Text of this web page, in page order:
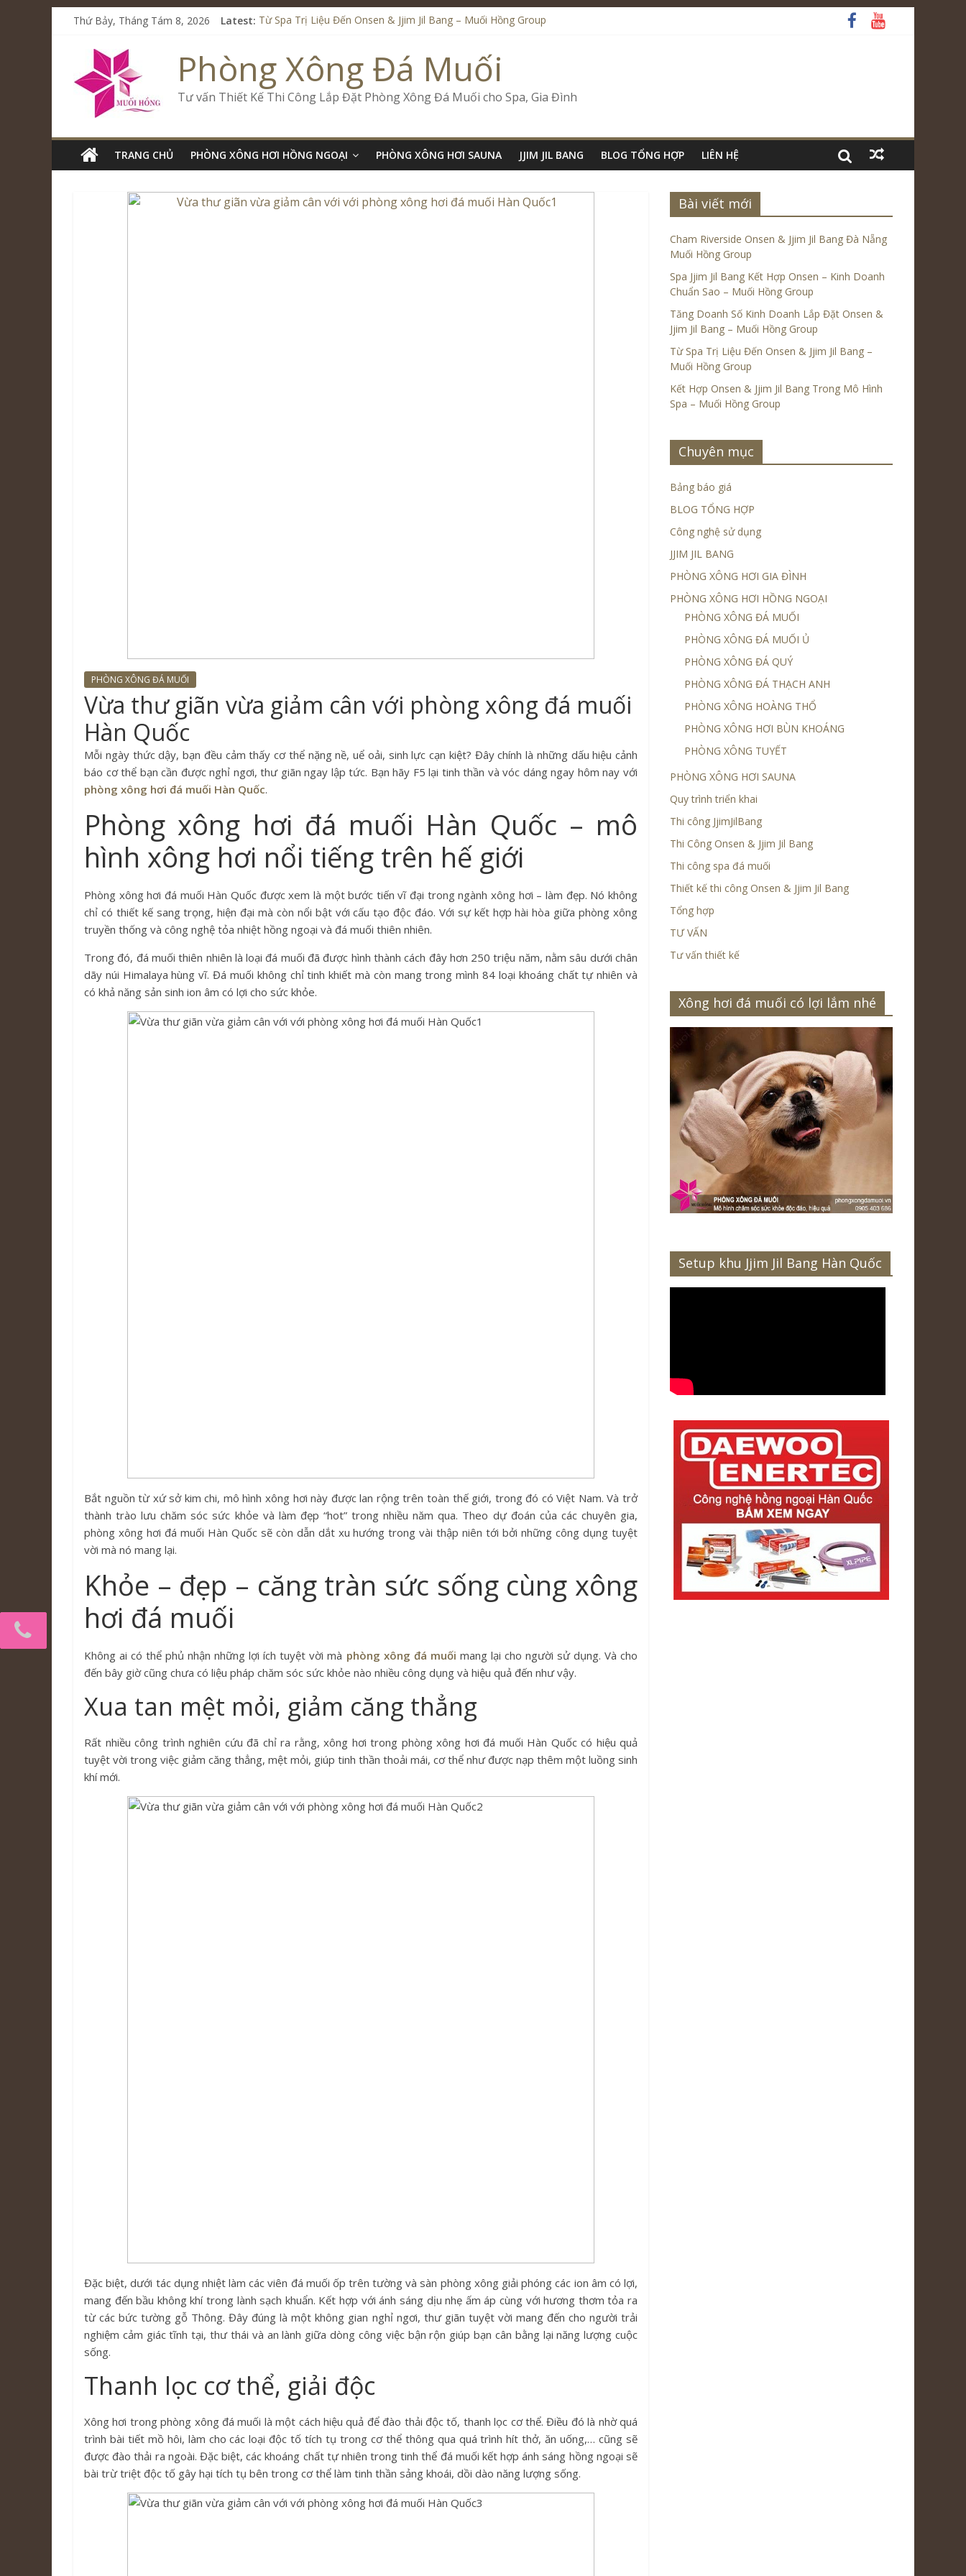
Thứ Bảy, Tháng Tám 8, 2026 Latest: Từ Spa Trị Liệu Đến Onsen & Jjim Jil Bang – Muối Hồng Group
Cham Riverside Onsen & Jjim Jil Bang Đà Nẵng Muối Hồng Group
Spa Jjim Jil Bang Kết Hợp Onsen – Kinh Doanh Chuẩn Sao – Muối Hồng Group
Tăng Doanh Số Kinh Doanh Lắp Đặt Onsen & Jjim Jil Bang – Muối Hồng Group
Phòng Xông Đá Muối
Tư vấn Thiết Kế Thi Công Lắp Đặt Phòng Xông Đá Muối cho Spa, Gia Đình
TRANG CHỦ PHÒNG XÔNG HƠI HỒNG NGOẠI PHÒNG XÔNG HƠI SAUNA JJIM JIL BANG BLOG TỔNG HỢP LIÊN HỆ
PHÒNG XÔNG ĐÁ MUỐI
Vừa thư giãn vừa giảm cân với phòng xông đá muối
Hàn Quốc
Mỗi ngày thức dậy, bạn đều cảm thấy cơ thể nặng nề, uể oải, sinh lực cạn kiệt? Đây chính là những dấu hiệu cảnh
báo cơ thể bạn cần được nghỉ ngơi, thư giãn ngay lập tức. Bạn hãy F5 lại tinh thần và vóc dáng ngay hôm nay với
phòng xông hơi đá muối Hàn Quốc.
Phòng xông hơi đá muối Hàn Quốc – mô
hình xông hơi nổi tiếng trên hế giới
Phòng xông hơi đá muối Hàn Quốc được xem là một bước tiến vĩ đại trong ngành xông hơi – làm đẹp. Nó không
chỉ có thiết kế sang trọng, hiện đại mà còn nổi bật với cấu tạo độc đáo. Với sự kết hợp hài hòa giữa phòng xông
truyền thống và công nghệ tỏa nhiệt hồng ngoại và đá muối thiên nhiên.
Trong đó, đá muối thiên nhiên là loại đá muối đã được hình thành cách đây hơn 250 triệu năm, nằm sâu dưới chân
dãy núi Himalaya hùng vĩ. Đá muối không chỉ tinh khiết mà còn mang trong mình 84 loại khoáng chất tự nhiên và
có khả năng sản sinh ion âm có lợi cho sức khỏe.
Bắt nguồn từ xứ sở kim chi, mô hình xông hơi này được lan rộng trên toàn thế giới, trong đó có Việt Nam. Và trở
thành trào lưu chăm sóc sức khỏe và làm đẹp “hot” trong nhiều năm qua. Theo dự đoán của các chuyên gia,
phòng xông hơi đá muối Hàn Quốc sẽ còn dẫn dắt xu hướng trong vài thập niên tới bởi những công dụng tuyệt
vời mà nó mang lại.
Khỏe – đẹp – căng tràn sức sống cùng xông
hơi đá muối
Không ai có thể phủ nhận những lợi ích tuyệt vời mà phòng xông đá muối mang lại cho người sử dụng. Và cho
đến bây giờ cũng chưa có liệu pháp chăm sóc sức khỏe nào nhiều công dụng và hiệu quả đến như vậy.
Xua tan mệt mỏi, giảm căng thẳng
Rất nhiều công trình nghiên cứu đã chỉ ra rằng, xông hơi trong phòng xông hơi đá muối Hàn Quốc có hiệu quả
tuyệt vời trong việc giảm căng thẳng, mệt mỏi, giúp tinh thần thoải mái, cơ thể như được nạp thêm một luồng sinh
khí mới.
Đặc biệt, dưới tác dụng nhiệt làm các viên đá muối ốp trên tường và sàn phòng xông giải phóng các ion âm có lợi,
mang đến bầu không khí trong lành sạch khuẩn. Kết hợp với ánh sáng dịu nhẹ ấm áp cùng với hương thơm tỏa ra
từ các bức tường gỗ Thông. Đây đúng là một không gian nghỉ ngơi, thư giãn tuyệt vời mang đến cho người trải
nghiệm cảm giác tĩnh tại, thư thái và an lành giữa dòng công việc bận rộn giúp bạn cân bằng lại năng lượng cuộc
sống.
Thanh lọc cơ thể, giải độc
Xông hơi trong phòng xông đá muối là một cách hiệu quả để đào thải độc tố, thanh lọc cơ thể. Điều đó là nhờ quá
trình bài tiết mồ hôi, làm cho các loại độc tố tích tụ trong cơ thể thông qua quá trình hít thở, ăn uống,… cũng sẽ
được đào thải ra ngoài. Đặc biệt, các khoáng chất tự nhiên trong tinh thể đá muối kết hợp ánh sáng hồng ngoại sẽ
bài trừ triệt độc tố gây hại tích tụ bên trong cơ thể làm tinh thần sảng khoái, dồi dào năng lượng sống.
Bài viết mới
Cham Riverside Onsen & Jjim Jil Bang Đà Nẵng
Muối Hồng Group
Spa Jjim Jil Bang Kết Hợp Onsen – Kinh Doanh
Chuẩn Sao – Muối Hồng Group
Tăng Doanh Số Kinh Doanh Lắp Đặt Onsen &
Jjim Jil Bang – Muối Hồng Group
Từ Spa Trị Liệu Đến Onsen & Jjim Jil Bang –
Muối Hồng Group
Kết Hợp Onsen & Jjim Jil Bang Trong Mô Hình
Spa – Muối Hồng Group
Chuyên mục
Bảng báo giá
BLOG TỔNG HỢP
Công nghệ sử dụng
JJIM JIL BANG
PHÒNG XÔNG HƠI GIA ĐÌNH
PHÒNG XÔNG HƠI HỒNG NGOẠI
PHÒNG XÔNG ĐÁ MUỐI
PHÒNG XÔNG ĐÁ MUỐI Ủ
PHÒNG XÔNG ĐÁ QUÝ
PHÒNG XÔNG ĐÁ THẠCH ANH
PHÒNG XÔNG HOÀNG THỔ
PHÒNG XÔNG HƠI BÙN KHOÁNG
PHÒNG XÔNG TUYẾT
PHÒNG XÔNG HƠI SAUNA
Quy trình triển khai
Thi công JjimJilBang
Thi Công Onsen & Jjim Jil Bang
Thi công spa đá muối
Thiết kế thi công Onsen & Jjim Jil Bang
Tổng hợp
TƯ VẤN
Tư vấn thiết kế
Xông hơi đá muối có lợi lắm nhé
Setup khu Jjim Jil Bang Hàn Quốc